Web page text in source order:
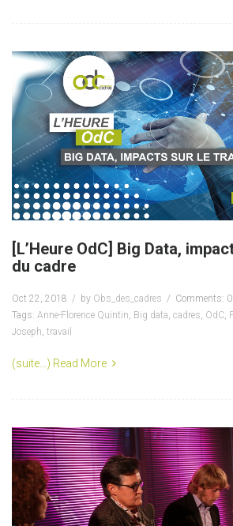
[L’Heure OdC] Big Data,
du cadre
Oct 22, 2018 by Obs_des_cadres
Comments: 0
Tags: Anne-Florence Quintin, Big data, cadres, OdC,
Joseph, travail
(suite…) Read More